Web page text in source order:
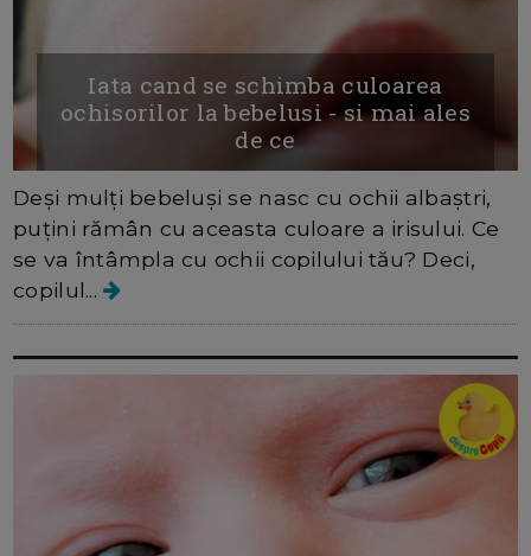
Iata cand se schimba culoarea
ochisorilor la bebelusi - si mai ales
de ce
Deși mulți bebeluși se nasc cu ochii albaștri,
puțini rămân cu aceasta culoare a irisului. Ce
se va întâmpla cu ochii copilului tău? Deci,
copilul...